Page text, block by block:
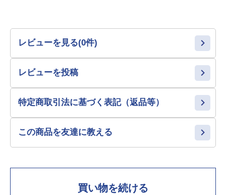
レビューを見る(0件)
レビューを投稿
特定商取引法に基づく表記（返品等）
この商品を友達に教える
買い物を続ける